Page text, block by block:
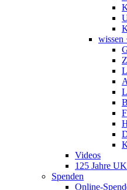
wissen
Videos
125 Jahre
Spenden
Online-